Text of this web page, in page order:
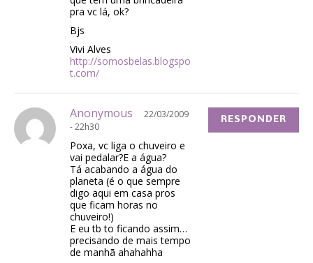
pra vc lá, ok?
Bjs
Vivi Alves
http://somosbelas.blogspo
t.com/
Anonymous
22/03/2009
- 22h30
Poxa, vc liga o chuveiro e
vai pedalar?E a água?
Tá acabando a água do
planeta (é o que sempre
digo aqui em casa pros
que ficam horas no
chuveiro!)
E eu tb to ficando assim…
precisando de mais tempo
de manhã ahahahha
RESPONDER